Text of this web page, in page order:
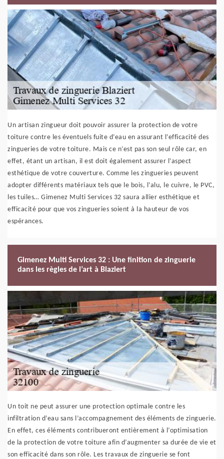
Un artisan zingueur doit pouvoir assurer la protection de votre
toiture contre les éventuels fuite d’eau en assurant l’efficacité des
zingueries de votre toiture. Mais ce n’est pas son seul rôle car, en
effet, étant un artisan, il est doit également assurer l’aspect
esthétique de votre couverture. Comme les zingueries peuvent
adopter différents matériaux tels que le bois, l’alu, le cuivre, le PVC,
les tuiles… Gimenez Multi Services 32 saura allier esthétique et
efficacité pour que vos zingueries soient à la hauteur de vos
espérances.
Gimenez Multi Services 32 : Une finition de zinguerie
dans les règles de l’art à Blaziert
Un toit ne peut assurer une protection optimale contre les
infiltration d’eau sans l’accompagnement des éléments de zinguerie.
En effet, ces éléments contribueront entièrement à l’optimisation
de la protection de votre toiture afin d’augmenter sa durée de vie et
son efficacité dans son rôle. Les travaux de zinguerie se font